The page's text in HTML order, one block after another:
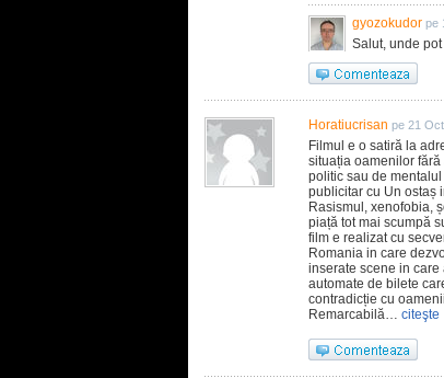
gyozokudor pe
Salut, unde
Horatiucrisan pe 21
Filmul e o satiră la
situația oamenilor
politic sau de
publicitar cu Un ostaș
Rasismul, xenofobia,
piață tot mai scumpă
film e realizat cu
Romania in care
inserate scene in
automate de bilete
contradicție cu
Remarcabilă… citeşte